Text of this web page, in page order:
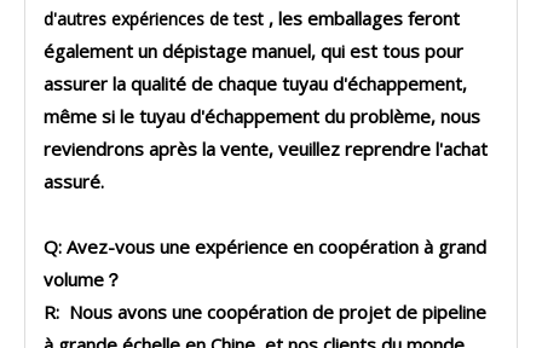
d'autres expériences de test , les emballages feront
également un dépistage manuel, qui est tous pour
assurer la qualité de chaque tuyau d'échappement,
même si le tuyau d'échappement du problème, nous
reviendrons après la vente, veuillez reprendre l'achat
assuré.
Q: Avez-vous une expérience en coopération à grand
volume？
R: Nous avons une coopération de projet de pipeline